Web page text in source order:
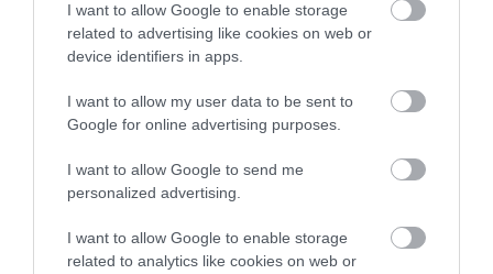
I want to allow Google to enable storage
related to advertising like cookies on web or
device identifiers in apps.
I want to allow my user data to be sent to
Google for online advertising purposes.
I want to allow Google to send me
personalized advertising.
I want to allow Google to enable storage
related to analytics like cookies on web or